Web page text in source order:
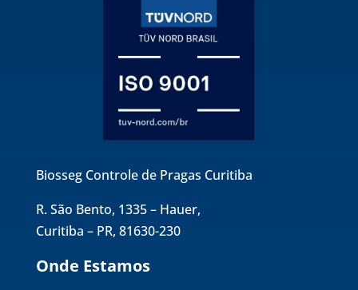
Biosseg Controle de Pragas Curitiba
R. São Bento, 1335 – Hauer,
Curitiba – PR, 81630-230
Onde Estamos